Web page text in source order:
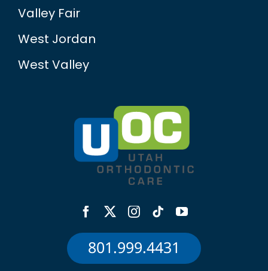
Valley Fair
West Jordan
West Valley
801.999.4431